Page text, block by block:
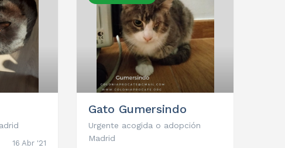
16 Abr '21
Gato Gumersindo
Urgente acogida o adopción
Madrid